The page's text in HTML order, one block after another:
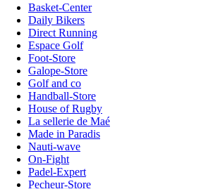
Basket-Center
Daily Bikers
Direct Running
Espace Golf
Foot-Store
Galope-Store
Golf and co
Handball-Store
House of Rugby
La sellerie de Maé
Made in Paradis
Nauti-wave
On-Fight
Padel-Expert
Pecheur-Store